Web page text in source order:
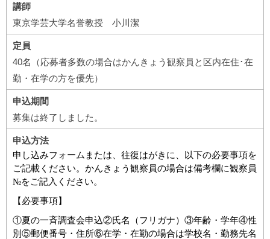
講師
東京学芸大学名誉教授 小川潔
定員
40名（応募者多数の場合はかんきょう観察員と区内在住･在
勤・在学の方を優先）
申込期間
募集は終了しました。
申込方法
申し込みフォームまたは、往復はがきに、以下の必要事項を
ご記載ください。かんきょう観察員の場合は備考欄に観察員
№をご記入ください。
【必要事項】
①夏の一斉調査会申込②氏名（フリガナ）③年齢・学年④性
別⑤郵便番号・住所⑥在学・在勤の場合は学校名・勤務先名